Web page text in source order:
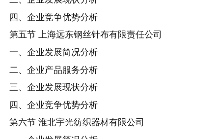
四、企业竞争优势分析
第五节 上海远东钢丝针布有限责任公司
一、企业发展简况分析
二、企业产品服务分析
三、企业发展现状分析
四、企业竞争优势分析
第六节 淮北宇光纺织器材有限公司